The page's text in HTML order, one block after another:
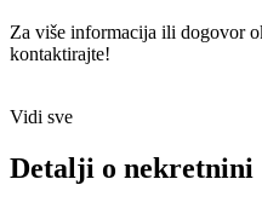
Za više informacija ili dogovor
kontaktirajte!
Vidi sve
Detalji o nekretnini